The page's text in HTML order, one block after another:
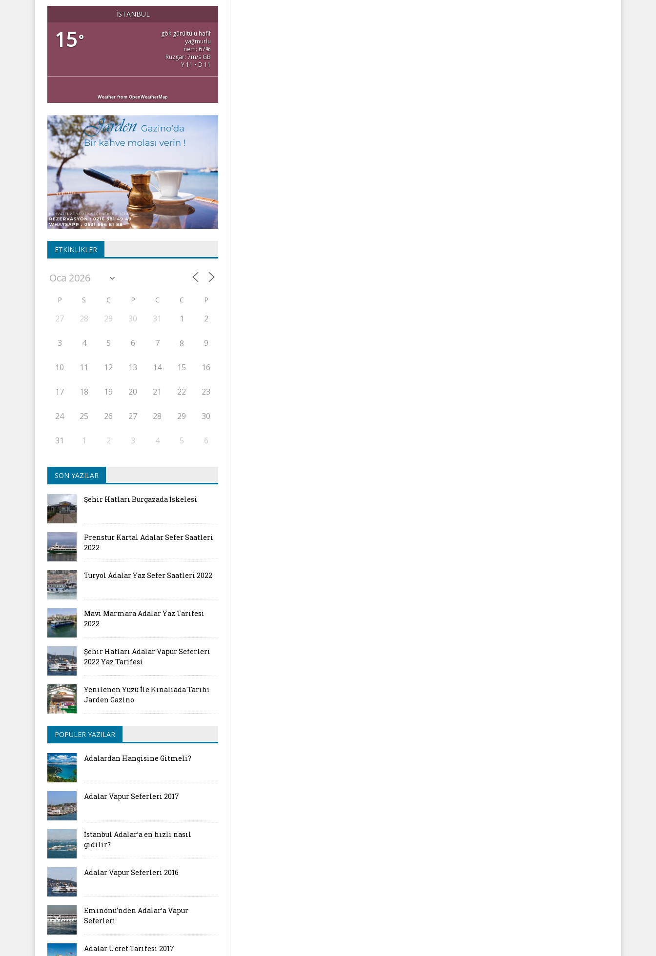
İSTANBUL
15°
gök gürültülü hafif
yağmurlu
nem: 67%
Rüzgar: 7m/s GB
Y 11 • D 11
Weather from OpenWeatherMap
ETKINLIKLER
P S Ç P C C P
27 28 29 30 31 1 2
3 4 5 6 7 8 9
10 11 12 13 14 15 16
17 18 19 20 21 22 23
24 25 26 27 28 29 30
31 1 2 3 4 5 6
SON YAZILAR
Şehir Hatları Burgazada İskelesi
Prenstur Kartal Adalar Sefer Saatleri
2022
Turyol Adalar Yaz Sefer Saatleri 2022
Mavi Marmara Adalar Yaz Tarifesi
2022
Şehir Hatları Adalar Vapur Seferleri
2022 Yaz Tarifesi
Yenilenen Yüzü İle Kınalıada Tarihi
Jarden Gazino
POPÜLER YAZILAR
Adalardan Hangisine Gitmeli?
Adalar Vapur Seferleri 2017
İstanbul Adalar’a en hızlı nasıl
gidilir?
Adalar Vapur Seferleri 2016
Eminönü’nden Adalar’a Vapur
Seferleri
Adalar Ücret Tarifesi 2017